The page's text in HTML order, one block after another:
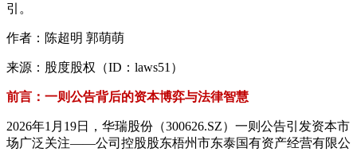
引。
作者：陈超明 郭萌萌
来源：股度股权（ID：laws51）
前言：一则公告背后的资本博弈与法律智慧
2026年1月19日，华瑞股份（300626.SZ）一则公告引发资本市
场广泛关注——公司控股股东梧州市东泰国有资产经营有限公